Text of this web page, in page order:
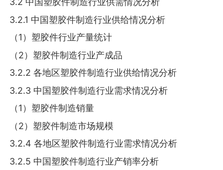
3.2.1 中国塑胶件制造行业供给情况分析
（1）塑胶件行业产量统计
（2）塑胶件制造行业产成品
3.2.2 各地区塑胶件制造行业供给情况分析
3.2.3 中国塑胶件制造行业需求情况分析
（1）塑胶件制造销量
（2）塑胶件制造市场规模
3.2.4 各地区塑胶件制造行业需求情况分析
3.2.5 中国塑胶件制造行业产销率分析